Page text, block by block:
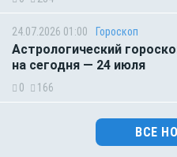
24.07.2026 01:00 Гороскоп
Астрологический
на сегодня — 24 июля
0 166
ВСЕ